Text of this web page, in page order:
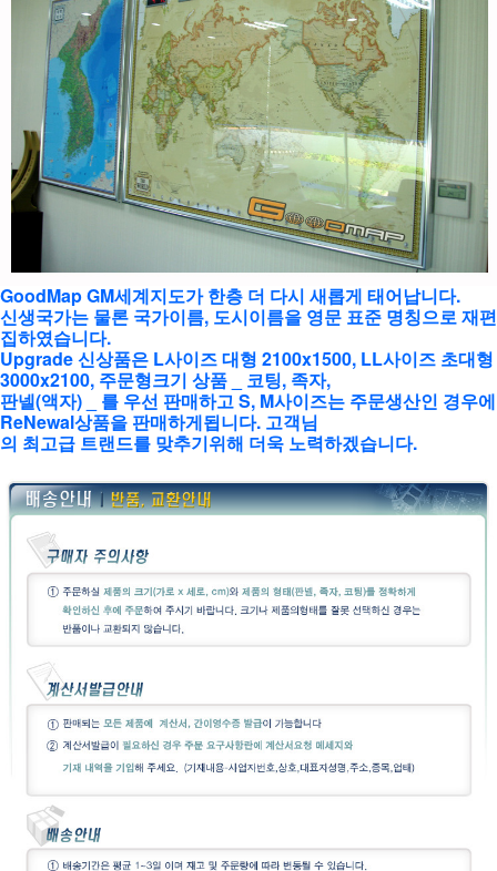
GoodMap GM세계지도가 한층 더 다시 새롭게 태어납니다.
신생국가는 물론 국가이름, 도시이름을 영문 표준 명칭으로 재편
집하였습니다.
Upgrade 신상품은 L사이즈 대형 2100x1500, LL사이즈 초대형
3000x2100, 주문형크기 상품 _ 코팅, 족자,
판넬(액자) _ 를 우선 판매하고 S, M사이즈는 주문생산인 경우에
ReNewal상품을 판매하게됩니다. 고객님
의 최고급 트랜드를 맞추기위해 더욱 노력하겠습니다.